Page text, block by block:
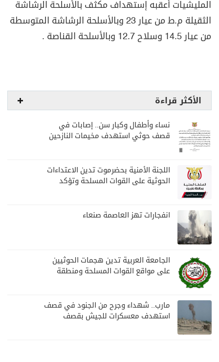
المليشيات أعقبه إستهداف مكثف بالأسلحة الرشاشة
الثقيلة م.ط من عيار 23 وبالأسلحة الرشاشة المتوسطة
من عيار 14.5 وسلاح 12.7 وبالأسلحة القناصة .
الأكثر قراءة
نساء وأطفال وكبار سن.. إصابات في
قصف حوثي استهدف مخيمات النازحين
اللجنة الأمنية بحضرموت تدين الاعتداءات
الحوثية على القوات المسلحة وتؤكد
انفجارات تهز العاصمة صنعاء
الجامعة العربية تدين هجمات الحوثيين
على مواقع القوات المسلحة ومنطقة
مارب.. شهداء وجرح من الجنود في قصف
استهدف معسكرات للجيش بقصف